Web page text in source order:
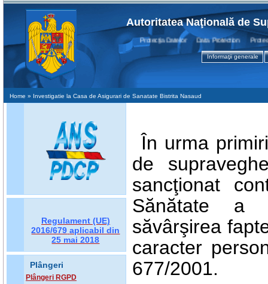
Autoritatea Naţională de
Protecţia Datelor Data Protection Protection
Informaţii generale
Home » Investigatie la Casa de Asigurari de Sanatate Bistrita Nasaud
Regulament (UE)
2016/679 aplicabil din
25 mai 2018
Plângeri
Plângeri RGPD
În urma
de
sancţionat
Sănătate a
săvârşirea
caracter
677/2001.